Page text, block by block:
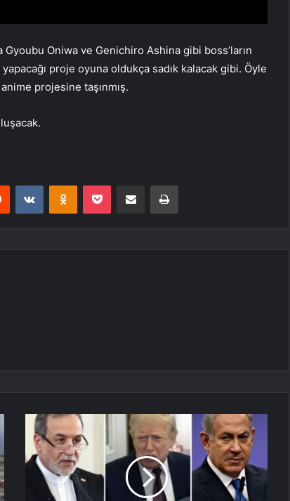
Oniwa ve Genichiro Ashina gibi boss’ların
proje oyuna oldukça sadık kalacak gibi. Öyle
projesine taşınmış.
Reddit VKontakteOdnoklassniki
Pocket E-Posta ile paylaş Yazdır